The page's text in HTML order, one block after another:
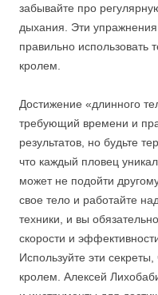
забывайте про
дыхания. Эти упражнения
правильно использовать
кролем.
Достижение «длинного
требующий времени и
результатов, но будьте
что каждый пловец
может не подойти
свое тело и работайте
техники, и вы
скорости и
Используйте эти
кролем. Алексей